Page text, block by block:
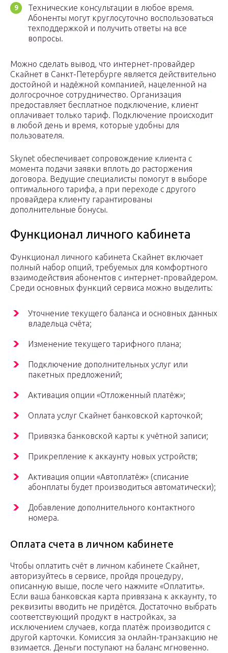
Технические консультации в любое время.
Абоненты могут круглосуточно воспользоваться
техподдержкой и получить ответы на все
вопросы.
Можно сделать вывод, что интернет-провайдер
Скайнет в Санкт-Петербурге является действительно
достойной и надёжной компанией, нацеленной на
долгосрочное сотрудничество. Организация
предоставляет бесплатное подключение, клиент
оплачивает только тариф. Подключение происходит
в любой день и время, которые удобны для
пользователя.
Skynet обеспечивает сопровождение клиента с
момента подачи заявки вплоть до расторжения
договора. Ведущие специалисты помогут в выборе
оптимального тарифа, а при переходе с другого
провайдера клиенту гарантированы
дополнительные бонусы.
Функционал личного кабинета
Функционал личного кабинета Скайнет включает
полный набор опций, требуемых для комфортного
взаимодействия абонентов с интернет-провайдером.
Среди основных функций сервиса можно выделить:
Уточнение текущего баланса и основных данных
владельца счёта;
Изменение текущего тарифного плана;
Подключение дополнительных услуг или
пакетных предложений;
Активация опции «Отложенный платёж»;
Оплата услуг Скайнет банковской карточкой;
Привязка банковской карты к учётной записи;
Прикрепление к аккаунту новых устройств;
Активация опции «Автоплатёж» (списание
абонплаты будет производиться автоматически);
Добавление дополнительного контактного
номера.
Оплата счета в личном кабинете
Чтобы оплатить счёт в личном кабинете Скайнет,
авторизуйтесь в сервисе, пройдя процедуру,
описанную выше, после чего нажмите «Оплатить».
Если ваша банковская карта привязана к аккаунту, то
реквизиты вводить не придётся. Достаточно выбрать
соответствующий продукт в настройках, за
исключением случаев, когда платёж производится с
другой карточки. Комиссия за онлайн-транзакцию не
взимается. Деньги поступают на баланс мгновенно.